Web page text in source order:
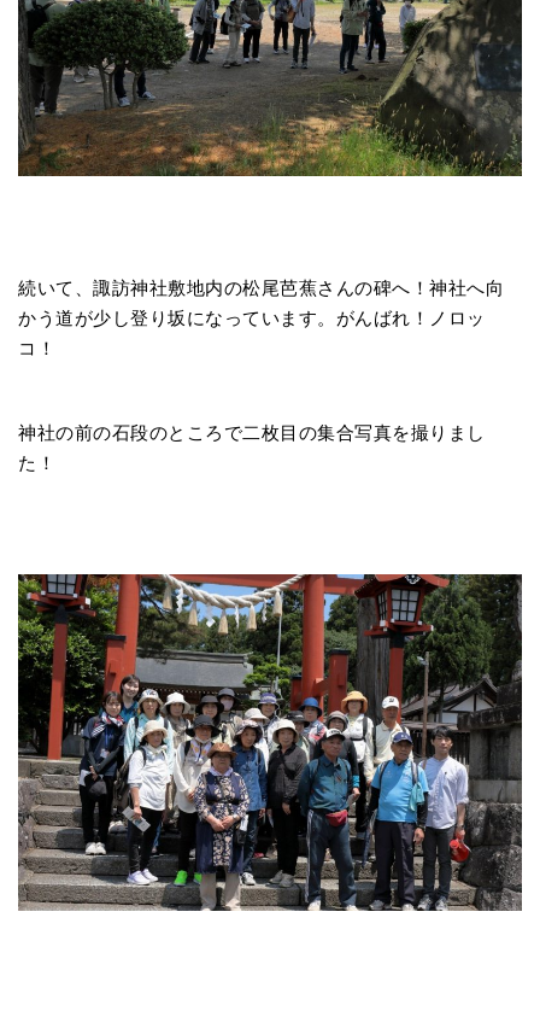
続いて、諏訪神社敷地内の松尾芭蕉さんの碑へ！神社へ向
かう道が少し登り坂になっています。がんばれ！ノロッ
コ！
神社の前の石段のところで二枚目の集合写真を撮りまし
た！